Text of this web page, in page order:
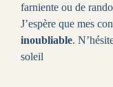
farniente ou de
J’espère que mes
inoubliable.
soleil